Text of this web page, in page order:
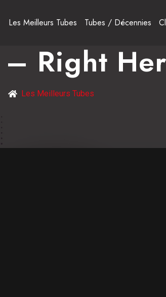
Les Meilleurs Tubes Tubes / Décennies
Right
Les Meilleurs Tubes